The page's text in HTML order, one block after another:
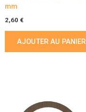
mm
2,60 €
AJOUTER AU PANIER